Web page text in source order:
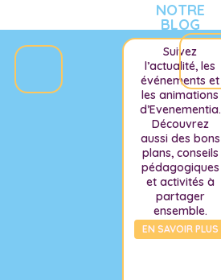
NOTRE
BLOG
Suivez
l’actualité, les
événements et
les animations
d’Evenementia.
Découvrez
aussi des bons
plans, conseils
pédagogiques
et activités à
partager
ensemble.
EN SAVOIR PLUS